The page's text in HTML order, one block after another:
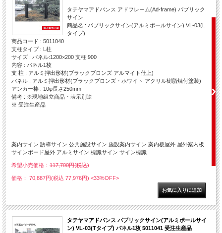
タテヤマアドバンス アドフレーム(Ad-frame) パブリック
サイン
商品名 : パブリックサイン(アルミポールサイン) VL-03(L
タイプ)
商品コード : 5011040
支柱タイプ : L柱
サイズ : パネル:1200×200 支柱:900
内容 : パネル1枚
支 柱 : アルミ押出形材(ブラックブロンズ アルマイト仕上)
パネル : アルミ押出形材(ブラックブロンズ・ホワイト アクリル樹脂焼付塗装)
アンカー棒 : 10φ長さ250mm
備考 : ※現地組立商品・表示別途
※ 受注生産品
案内サイン 誘導サイン 公共施設サイン 施設案内サイン 案内板屋外 屋外案内板
サインボード屋外 アルミサイン 標識サイン サイン標識
希望小売価格： 117,700円(税込)
価格： 70,887円(税込 77,976円) <33%OFF>
タテヤマアドバンス パブリックサイン(アルミポールサイ
ン) VL-03(Tタイプ) パネル1枚 5011041 受注生産品